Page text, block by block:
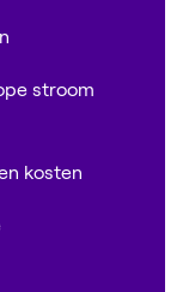
stroom
kosten